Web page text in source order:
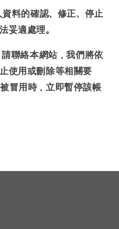
料的確認、修正、停止
妥適處理。
聯絡本網站，我們將依
使用或刪除等相關要
冒用時，立即暫停該帳